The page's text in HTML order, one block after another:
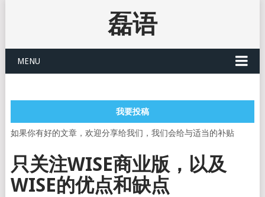
磊语
MENU
我要投稿
如果你有好的文章，欢迎分享给我们，我们会给与适当的补贴
只关注WISE商业版，以及
WISE的优点和缺点